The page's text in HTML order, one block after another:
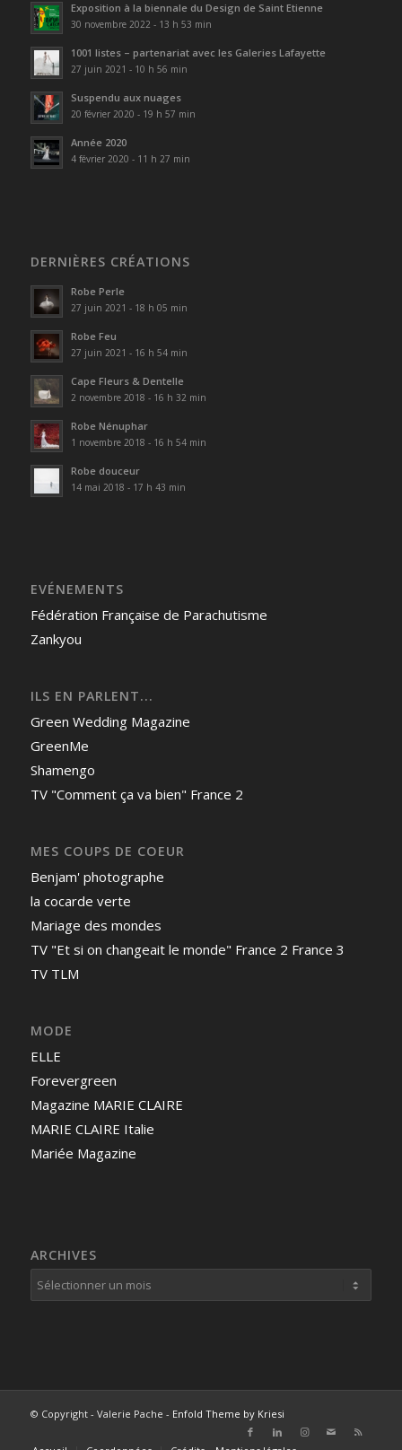
Exposition à la biennale du Design de Saint Etienne
30 novembre 2022 - 13 h 53 min
1001 listes – partenariat avec les Galeries Lafayette
27 juin 2021 - 10 h 56 min
Suspendu aux nuages
20 février 2020 - 19 h 57 min
Année 2020
4 février 2020 - 11 h 27 min
DERNIÈRES CRÉATIONS
Robe Perle
27 juin 2021 - 18 h 05 min
Robe Feu
27 juin 2021 - 16 h 54 min
Cape Fleurs & Dentelle
2 novembre 2018 - 16 h 32 min
Robe Nénuphar
1 novembre 2018 - 16 h 54 min
Robe douceur
14 mai 2018 - 17 h 43 min
EVÉNEMENTS
Fédération Française de Parachutisme
Zankyou
ILS EN PARLENT...
Green Wedding Magazine
GreenMe
Shamengo
TV "Comment ça va bien" France 2
MES COUPS DE COEUR
Benjam' photographe
la cocarde verte
Mariage des mondes
TV "Et si on changeait le monde" France 2 France 3
TV TLM
MODE
ELLE
Forevergreen
Magazine MARIE CLAIRE
MARIE CLAIRE Italie
Mariée Magazine
ARCHIVES
© Copyright - Valerie Pache - Enfold Theme by Kriesi